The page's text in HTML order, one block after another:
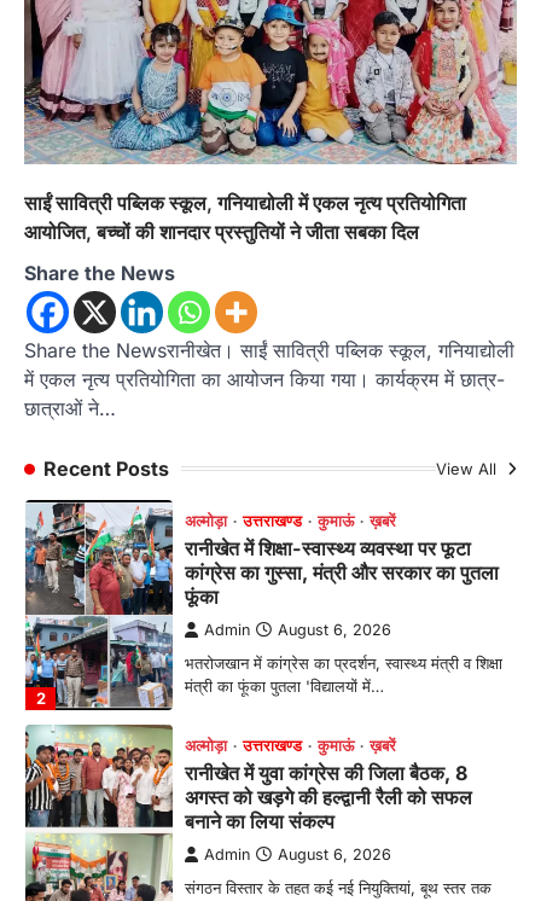
साईं सावित्री पब्लिक स्कूल, गनियाद्योली में एकल नृत्य प्रतियोगिता
आयोजित, बच्चों की शानदार प्रस्तुतियों ने जीता सबका दिल
Share the News
Share the Newsरानीखेत। साईं सावित्री पब्लिक स्कूल, गनियाद्योली
में एकल नृत्य प्रतियोगिता का आयोजन किया गया। कार्यक्रम में छात्र-
छात्राओं ने…
Recent Posts View All
4
ने किया प्रतिभाग जिलाधिकारी अंशुल सिंह…
अल्मोड़ा उत्तराखण्ड कुमाऊं ख़बरें धार्मिक
मानिला देवी मंदिर में श्रीमद्भागवत कथा के चतुर्थ
दिवस धूमधाम से मनाया गया श्रीकृष्ण जन्मोत्सव,
राज्य मंत्री कैलाश पंत ने किया कथा श्रवण
रानीखेत। मानिला देवी मंदिर, कमराड़/विनायक क्षेत्र में
आयोजित श्रीमद्भागवत कथा के चतुर्थ दिवस गुरुवार को…
2
अल्मोड़ा उत्तराखण्ड
रानीखेत में शिक्षा-स्वास्थ्य व्यवस्था पर फूटा
कांग्रेस का गुस्सा, मंत्री और सरकार का पुतला
फूंका
3
अल्मोड़ा उत्तराखण्ड कुमाऊं ख़बरें
रानीखेत में युवा कांग्रेस की जिला बैठक, 8
अगस्त को खड़गे की हल्द्वानी रैली को सफल
बनाने का लिया संकल्प
Admin August 6, 2026
संगठन विस्तार के तहत कई नई नियुक्तियां, बूथ स्तर तक
संगठन मजबूत करने और युवाओं…
अल्मोड़ा उत्तराखण्ड कुमाऊं ख़बरें
चौखुटिया में सेवा पखवाड़ा शिविर: 954 लोगों ने
लिया लाभ, 191 में से 182 शिकायतों का मौके
पर हुआ निस्तारण
Admin August 5, 2026
तड़ागताल में आयोजित सेवा पखवाड़ा शिविर में 954 लोगों